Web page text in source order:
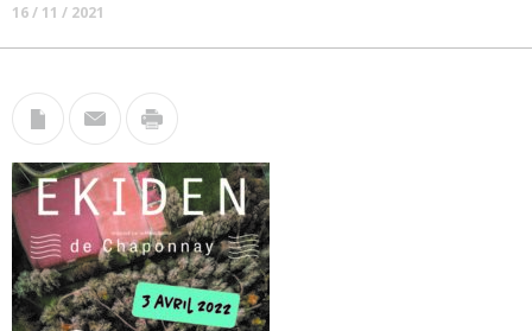
16 / 11 / 2021